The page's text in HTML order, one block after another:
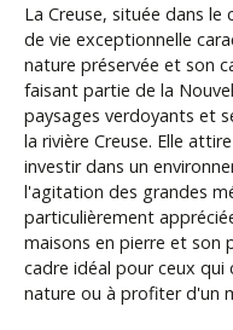
La Creuse, située dans
de vie exceptionnelle
nature préservée et son
faisant partie de la
paysages verdoyants et
la rivière Creuse. Elle
investir dans un
l'agitation des grandes
particulièrement
maisons en pierre et son
cadre idéal pour ceux qui
nature ou à profiter d'un